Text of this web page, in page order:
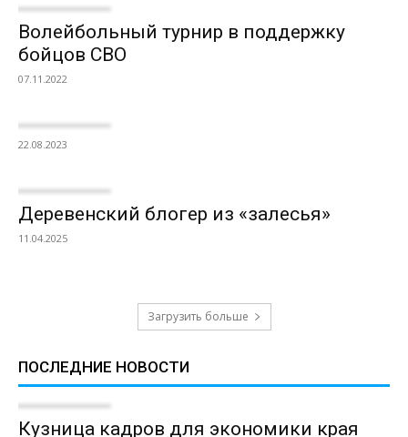
Волейбольный турнир в поддержку
бойцов СВО
07.11.2022
22.08.2023
Деревенский блогер из «залесья»
11.04.2025
Загрузить больше
ПОСЛЕДНИЕ НОВОСТИ
Кузница кадров для экономики края